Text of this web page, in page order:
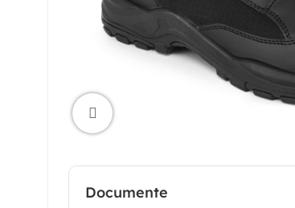
Documente